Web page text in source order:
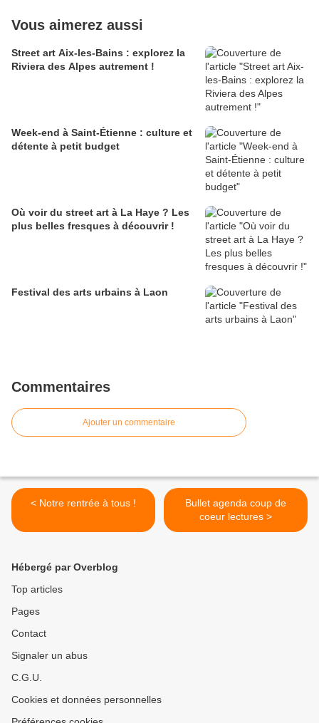
Vous aimerez aussi
Street art Aix-les-Bains : explorez la
Riviera des Alpes autrement !
Week-end à Saint-Étienne : culture et
détente à petit budget
Où voir du street art à La Haye ? Les
plus belles fresques à découvrir !
Festival des arts urbains à Laon
Commentaires
Ajouter un commentaire
< Notre rentrée à tous !
Bullet agenda coup de
coeur lectures >
Hébergé par Overblog
Top articles
Pages
Contact
Signaler un abus
C.G.U.
Cookies et données personnelles